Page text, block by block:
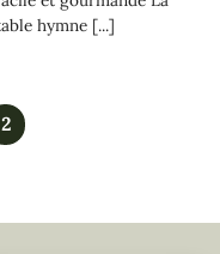
hymne [...]
2